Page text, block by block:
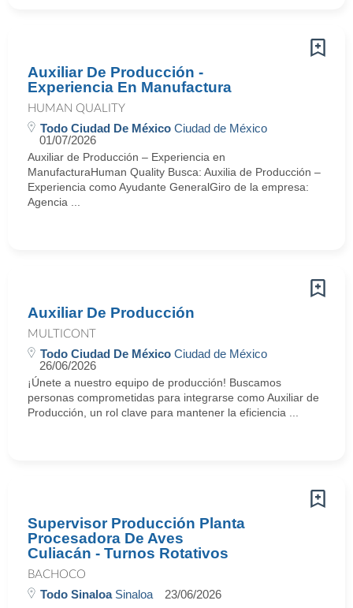
Auxiliar De Producción -
Experiencia En Manufactura
HUMAN QUALITY
Todo Ciudad De México Ciudad de México
01/07/2026
Auxiliar de Producción – Experiencia en
ManufacturaHuman Quality Busca: Auxilia de Producción –
Experiencia como Ayudante GeneralGiro de la empresa:
Agencia ...
Auxiliar De Producción
MULTICONT
Todo Ciudad De México Ciudad de México
26/06/2026
¡Únete a nuestro equipo de producción! Buscamos
personas comprometidas para integrarse como Auxiliar de
Producción, un rol clave para mantener la eficiencia ...
Supervisor Producción Planta
Procesadora De Aves
Culiacán - Turnos Rotativos
BACHOCO
Todo SinaloaSinaloa 23/06/2026